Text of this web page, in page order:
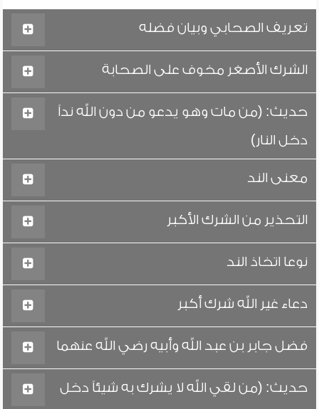
تعريف الصحابي وبيان فضله
الشرك الأصغر مخوف على الصحابة
حديث: (من مات وهو يدعو من دون الله نداً
دخل النار)
معنى الند
التحذير من الشرك الأكبر
نوعا اتخاذ الند
دعاء غير الله شرك أكبر
فضل جابر بن عبد الله وأبيه رضي الله عنهما
حديث: (من لقي الله لا يشرك به شيئاً دخل